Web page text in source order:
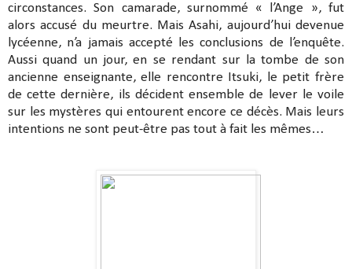
circonstances. Son camarade, surnommé « l’Ange », fut
alors accusé du meurtre. Mais Asahi, aujourd’hui devenue
lycéenne, n’a jamais accepté les conclusions de l’enquête.
Aussi quand un jour, en se rendant sur la tombe de son
ancienne enseignante, elle rencontre Itsuki, le petit frère
de cette dernière, ils décident ensemble de lever le voile
sur les mystères qui entourent encore ce décès. Mais leurs
intentions ne sont peut-être pas tout à fait les mêmes…